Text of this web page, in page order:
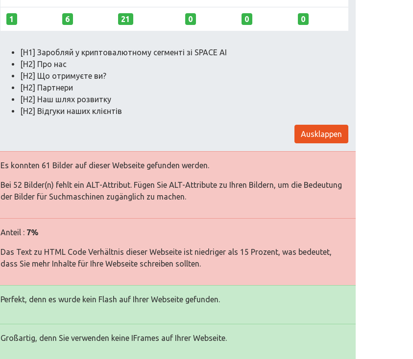
1 6 21 0 0 0
[H1] Заробляй у криптовалютному сегменті зі SPACE AI
[H2] Про нас
[H2] Що отримуєте ви?
[H2] Партнери
[H2] Наш шлях розвитку
[H2] Відгуки наших клієнтів
Ausklappen
Es konnten 61 Bilder auf dieser Webseite gefunden werden.
Bei 52 Bilder(n) fehlt ein ALT-Attribut. Fügen Sie ALT-Attribute zu Ihren Bildern, um die Bedeutung
der Bilder für Suchmaschinen zugänglich zu machen.
Anteil : 7%
Das Text zu HTML Code Verhältnis dieser Webseite ist niedriger als 15 Prozent, was bedeutet,
dass Sie mehr Inhalte für Ihre Webseite schreiben sollten.
Perfekt, denn es wurde kein Flash auf Ihrer Webseite gefunden.
Großartig, denn Sie verwenden keine IFrames auf Ihrer Webseite.